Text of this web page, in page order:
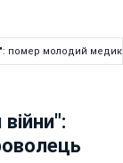
помер молодий